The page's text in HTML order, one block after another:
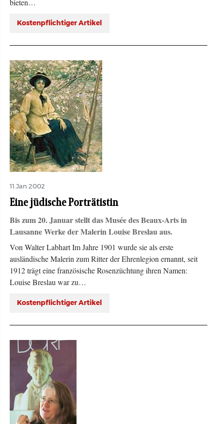
bieten…
Kostenpflichtiger Artikel
11.Jan 2002
Eine jüdische Porträtistin
Bis zum 20. Januar stellt das Musée des Beaux-Arts in
Lausanne Werke der Malerin Louise Breslau aus.
Von Walter Labhart Im Jahre 1901 wurde sie als erste
ausländische Malerin zum Ritter der Ehrenlegion ernannt, seit
1912 trägt eine französische Rosenzüchtung ihren Namen:
Louise Breslau war zu…
Kostenpflichtiger Artikel